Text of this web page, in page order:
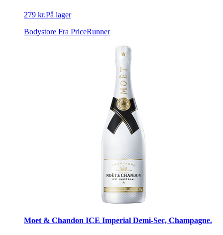
279 kr.På lager
Bodystore Fra PriceRunner
Moet & Chandon ICE Imperial Demi-Sec, Champagne.